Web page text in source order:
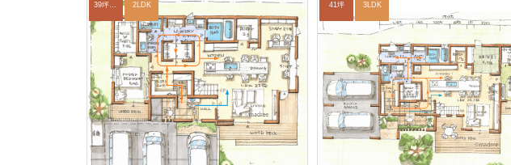
39坪～42坪 2LDK 41坪 3LDK